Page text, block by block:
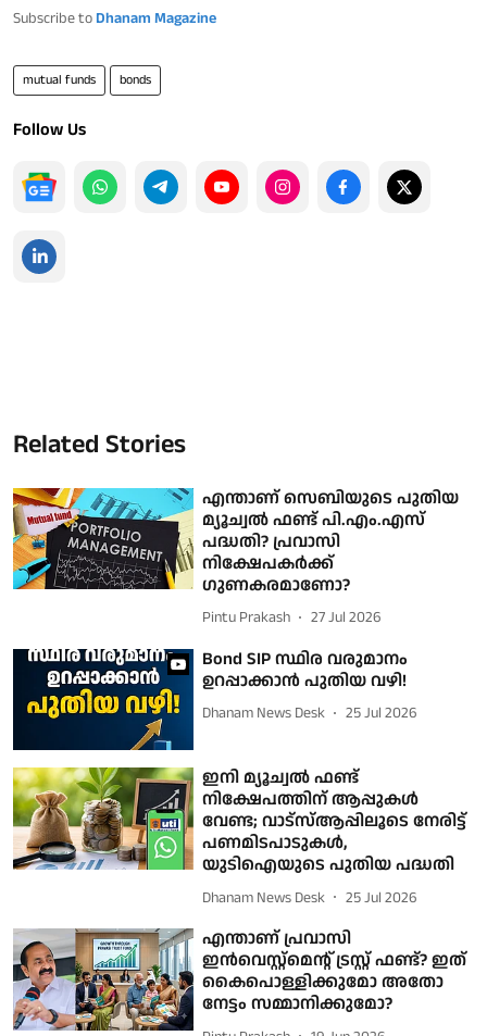
Subscribe to Dhanam Magazine
mutual funds bonds
Follow Us
Related Stories
എന്താണ് സെബിയുടെ പുതിയ
മ്യൂച്വൽ ഫണ്ട് പി.എം.എസ്
പദ്ധതി? പ്രവാസി
നിക്ഷേപകർക്ക്
ഗുണകരമാണോ?
Pintu Prakash 27 Jul 2026
Bond SIP സ്ഥിര വരുമാനം
ഉറപ്പാക്കാൻ പുതിയ വഴി!
Dhanam News Desk 25 Jul 2026
ഇനി മ്യൂച്വൽ ഫണ്ട്
നിക്ഷേപത്തിന് ആപ്പുകൾ
വേണ്ട; വാട്‌സ്ആപ്പിലൂടെ നേരിട്ട്
പണമിടപാടുകള്‍,
യുടിഐയുടെ പുതിയ പദ്ധതി
Dhanam News Desk 25 Jul 2026
എന്താണ് പ്രവാസി
ഇൻവെസ്റ്റ്‌മെന്റ് ട്രസ്റ്റ് ഫണ്ട്? ഇത്
കൈപൊള്ളിക്കുമോ അതോ
നേട്ടം സമ്മാനിക്കുമോ?